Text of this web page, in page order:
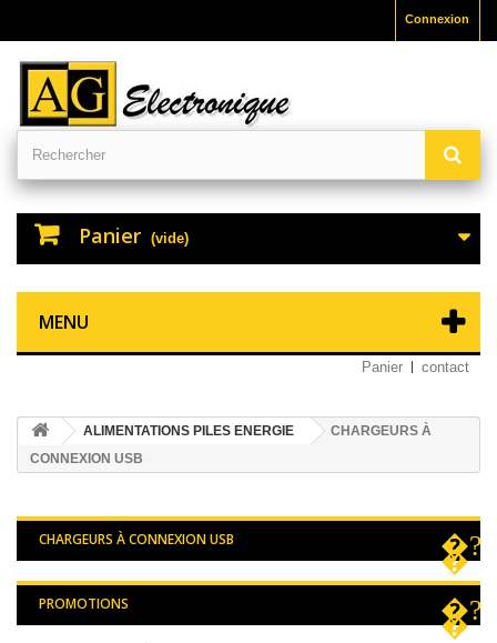
Connexion
Panier (vide)
MENU
Panier contact
ALIMENTATIONS PILES ENERGIE
CHARGEURS À
CONNEXION USB
CHARGEURS À CONNEXION USB
PROMOTIONS